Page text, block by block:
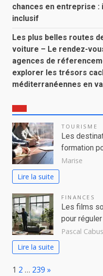
chances en entreprise
inclusif
Les plus belles routes
voiture – Le rendez-
agences de
explorer les trésors
méditerranéennes en
TOURISME
Les
formation
Marise
Lire la suite
FINANCES
Les films
pour
Pascal Cabus
Lire la suite
Page:
1 2 … 239 Next
»